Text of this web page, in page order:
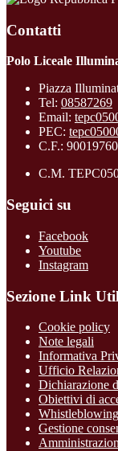
Contatti
Polo Liceale
Piazza
Tel: 08587269
Email:
PEC:
C.F.:
C.M.
Seguici su
Facebook
Youtube
Instagram
Sezione Link
Cookie policy
Note legali
Informativa
Ufficio
Dichiarazione
Obiettivi di
Whistleblowing
Gestione